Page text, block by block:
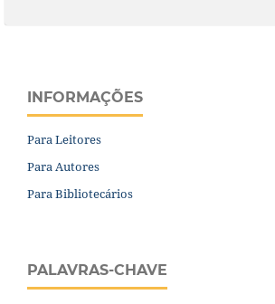
INFORMAÇÕES
Para Leitores
Para Autores
Para Bibliotecários
PALAVRAS-CHAVE